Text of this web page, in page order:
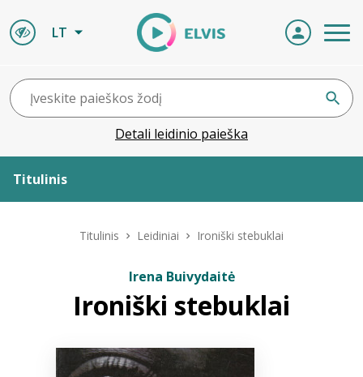
LT
Detali leidinio paieška
Titulinis
ELVIS atvyksta
Titulinis Leidiniai Ironiški stebuklai
Irena Buivydaitė
Ironiški stebuklai